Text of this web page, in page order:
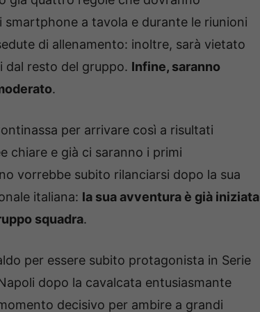
a tavola e durante le riunioni
di allenamento: inoltre, sarà vietato
dal resto del gruppo. Infine, saranno
.
per arrivare così a risultati
chiare e già ci saranno i primi
vorrebbe subito rilanciarsi dopo la sua
italiana: la sua avventura è già iniziata
squadra.
per essere subito protagonista in Serie
dopo la cavalcata entusiasmante
decisivo per ambire a grandi